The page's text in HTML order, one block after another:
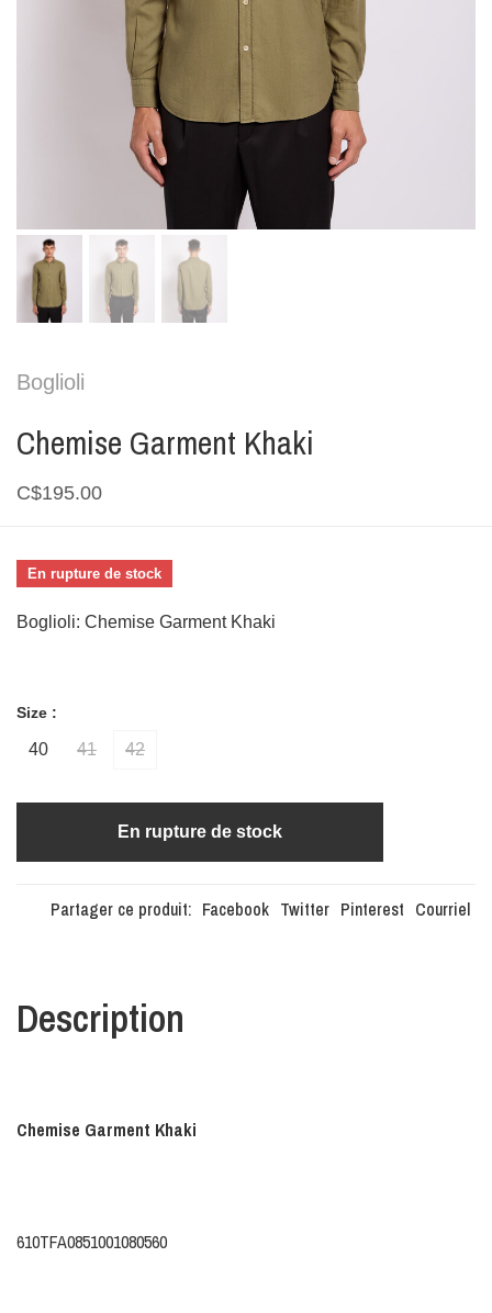
Boglioli
Chemise Garment Khaki
C$195.00
En rupture de stock
Boglioli: Chemise Garment Khaki
Size :
40 41 42
En rupture de stock
Partager ce produit: Facebook Twitter Pinterest Courriel
Description
Chemise Garment Khaki
610TFA0851001080560